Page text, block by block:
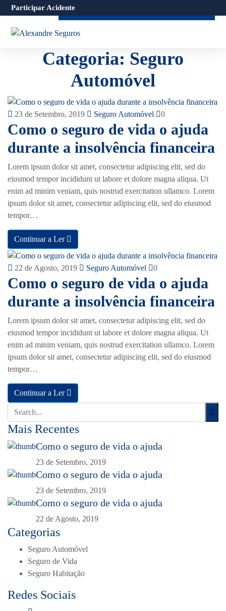
Participar Acidente
Categoria: Seguro
Automóvel
23 de Setembro, 2019 Seguro Automóvel 0
Como o seguro de vida o ajuda
durante a insolvência financeira
Lorem ipsum dolor sit amet, consectetur adipiscing elit, sed do
eiusmod tempor incididunt ut labore et dolore magna aliqua. Ut
enim ad minim veniam, quis nostrud exercitation ullamco. Lorem
ipsum dolor sit amet, consectetur adipiscing elit, sed do eiusmod
tempor…
Continuar a Ler
22 de Agosto, 2019 Seguro Automóvel 0
Como o seguro de vida o ajuda
durante a insolvência financeira
Lorem ipsum dolor sit amet, consectetur adipiscing elit, sed do
eiusmod tempor incididunt ut labore et dolore magna aliqua. Ut
enim ad minim veniam, quis nostrud exercitation ullamco. Lorem
ipsum dolor sit amet, consectetur adipiscing elit, sed do eiusmod
tempor…
Continuar a Ler
Mais Recentes
Como o seguro de vida o ajuda
23 de Setembro, 2019
Como o seguro de vida o ajuda
23 de Setembro, 2019
Como o seguro de vida o ajuda
22 de Agosto, 2019
Categorias
Seguro Automóvel
Seguro de Vida
Seguro Habitação
Redes Sociais